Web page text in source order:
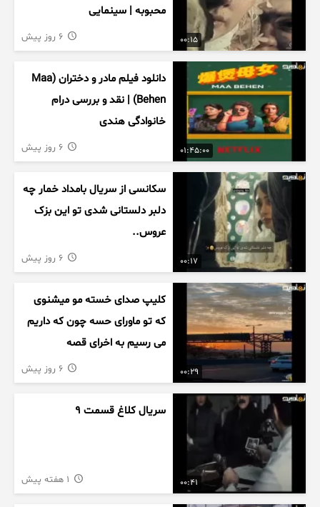
00:15
محبوبه | سینمایی
01:45:00
دانلود فیلم مادر و دختران (Maa
Behen) | نقد و بررسی درام
خانوادگی هندی
00:17
سکانسی از سریال بامداد خمار چه
دلبر دلستانی شدی تو این بزک
عروس..
00:29
کلیپ صدای خسته مو میشنوی
که تو ماورای حسه چون که داریم
می رسیم به اخرای قصه
00:41
سریال کلاغ قسمت 9